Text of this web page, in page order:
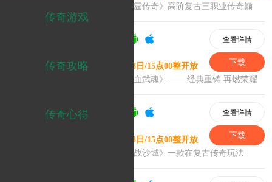
传奇游戏
传奇攻略
传奇心得